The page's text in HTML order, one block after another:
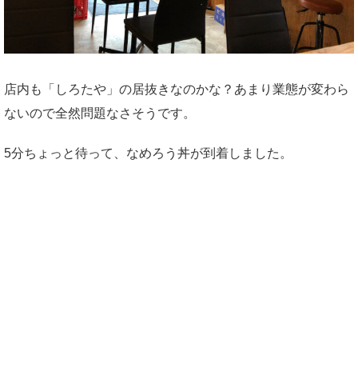
店内も「しろたや」の居抜きなのかな？あまり業態が変わら
ないので全然問題なさそうです。
5分ちょっと待って、なめろう丼が到着しました。